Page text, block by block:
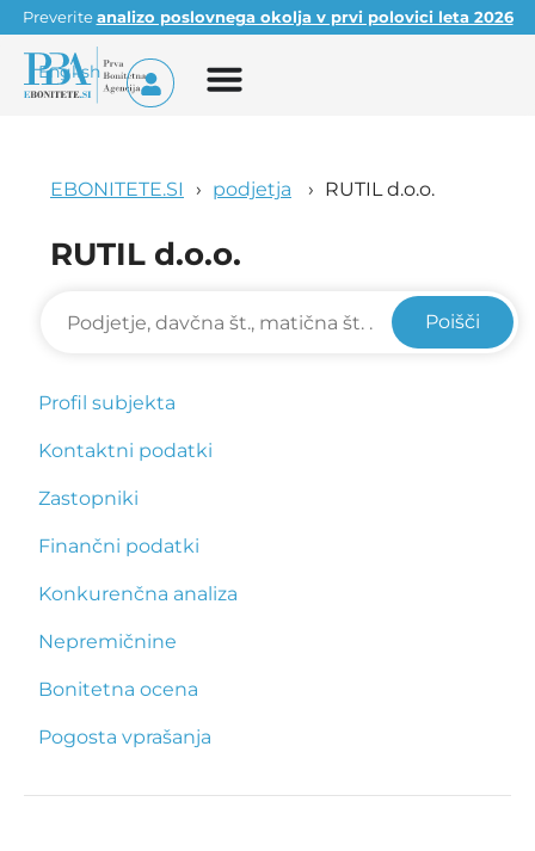
Preveriteanalizo poslovnega okolja v prvi polovici leta 2026
English
EBONITETE.SI podjetja RUTIL d.o.o.
RUTIL d.o.o.
Poišči
Profil subjekta
Kontaktni podatki
Zastopniki
Finančni podatki
Konkurenčna analiza
Nepremičnine
Bonitetna ocena
Pogosta vprašanja